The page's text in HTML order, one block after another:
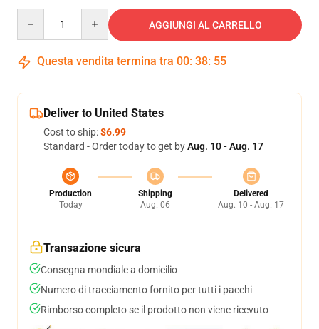
AGGIUNGI AL CARRELLO
Questa vendita termina tra 00: 38: 54
Deliver to United States
Cost to ship:$6.99
Standard - Order today to get byAug. 10 - Aug. 17
Production
Today
Shipping
Aug. 06
Delivered
Aug. 10 - Aug. 17
Transazione sicura
Consegna mondiale a domicilio
Numero di tracciamento fornito per tutti i pacchi
Rimborso completo se il prodotto non viene ricevuto